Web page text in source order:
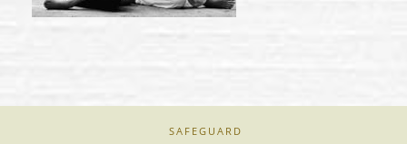
SAFEGUARD